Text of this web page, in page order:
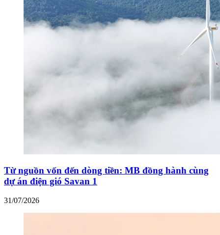
Từ nguồn vốn đến dòng tiền: MB đồng hành cùng
dự án điện gió Savan 1
31/07/2026